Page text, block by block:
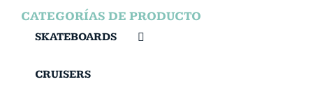
CATEGORÍAS DE PRODUCTO
SKATEBOARDS
CRUISERS